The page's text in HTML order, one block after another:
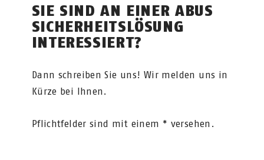
SIE SIND AN EINER ABUS
SICHERHEITSLÖSUNG
INTERESSIERT?
Dann schreiben Sie uns! Wir melden uns in
Kürze bei Ihnen.
Pflichtfelder sind mit einem * versehen.